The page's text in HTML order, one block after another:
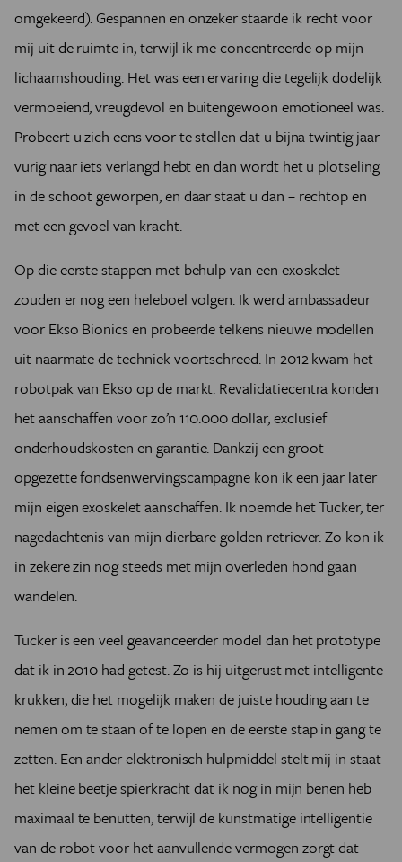
omgekeerd). Gespannen en onzeker staarde ik recht voor
mij uit de ruimte in, terwijl ik me concentreerde op mijn
lichaamshouding. Het was een ervaring die tegelijk dodelijk
vermoeiend, vreugdevol en buitengewoon emotioneel was.
Probeert u zich eens voor te stellen dat u bijna twintig jaar
vurig naar iets verlangd hebt en dan wordt het u plotseling
in de schoot geworpen, en daar staat u dan – rechtop en
met een gevoel van kracht.
Op die eerste stappen met behulp van een exoskelet
zouden er nog een heleboel volgen. Ik werd ambassadeur
voor Ekso Bionics en probeerde telkens nieuwe modellen
uit naarmate de techniek voortschreed. In 2012 kwam het
robotpak van Ekso op de markt. Revalidatiecentra konden
het aanschaffen voor zo’n 110.000 dollar, exclusief
onderhoudskosten en garantie. Dankzij een groot
opgezette fondsenwervingscampagne kon ik een jaar later
mijn eigen exoskelet aanschaffen. Ik noemde het Tucker, ter
nagedachtenis van mijn dierbare golden retriever. Zo kon ik
in zekere zin nog steeds met mijn overleden hond gaan
wandelen.
Tucker is een veel geavanceerder model dan het prototype
dat ik in 2010 had getest. Zo is hij uitgerust met intelligente
krukken, die het mogelijk maken de juiste houding aan te
nemen om te staan of te lopen en de eerste stap in gang te
zetten. Een ander elektronisch hulpmiddel stelt mij in staat
het kleine beetje spierkracht dat ik nog in mijn benen heb
maximaal te benutten, terwijl de kunstmatige intelligentie
van de robot voor het aanvullende vermogen zorgt dat